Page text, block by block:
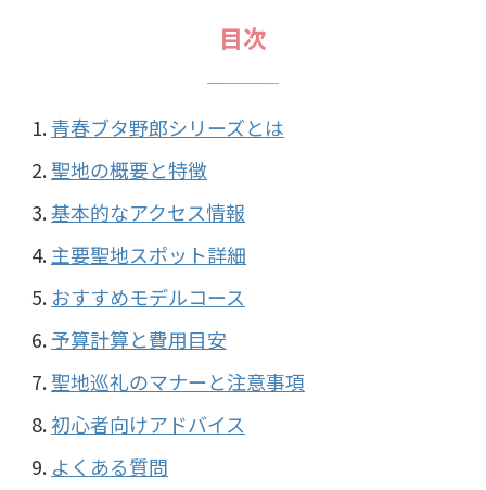
目次
青春ブタ野郎シリーズとは
聖地の概要と特徴
基本的なアクセス情報
主要聖地スポット詳細
おすすめモデルコース
予算計算と費用目安
聖地巡礼のマナーと注意事項
初心者向けアドバイス
よくある質問